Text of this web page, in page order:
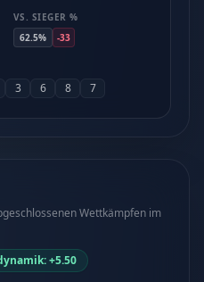
VS. SIEGER %
62.5%
-33
3 6 8 7
Wettkämpfen im
+5.50